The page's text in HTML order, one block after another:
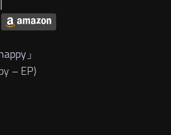
|
」
– EP)